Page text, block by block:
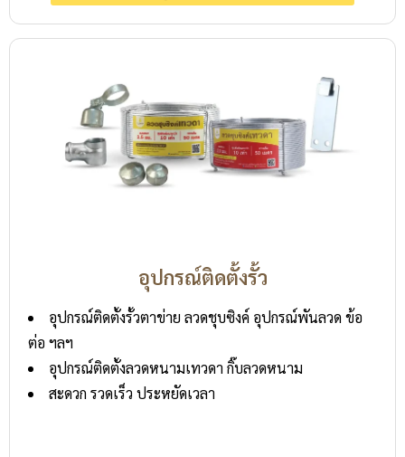
อุปกรณ์ติดตั้งรั้ว
อุปกรณ์ติดตั้งรั้วตาข่าย ลวดชุบซิงค์ อุปกรณ์พันลวด ข้อ
ต่อ ฯลฯ
อุปกรณ์ติดตั้งลวดหนามเทวดา กิ๊บลวดหนาม
สะดวก รวดเร็ว ประหยัดเวลา